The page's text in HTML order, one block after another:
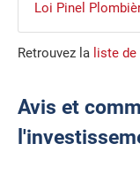
Loi Pinel
Retrouvez la liste
Avis et